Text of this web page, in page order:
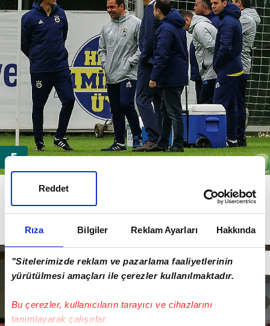
Rıza Bilgiler Reklam Ayarları Hakkında
"Sitelerimizde reklam ve pazarlama faaliyetlerinin
yürütülmesi amaçları ile çerezler kullanılmaktadır.
Bu çerezler, kullanıcıların tarayıcı ve cihazlarını
tanımlayarak çalışırlar.
Reddet
Hollandalı teknik adamın kadro dışı kararlarından da
sonradan haberdar olduğu, bu kararların tamamen
Comolli'yeait olduğu veCocu'nungörüşünün
alınmadığı belirtildi.